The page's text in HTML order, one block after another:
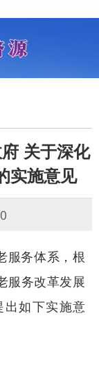
关于深化
实施意见
服务体系，根
服务改革发展
出如下实施意